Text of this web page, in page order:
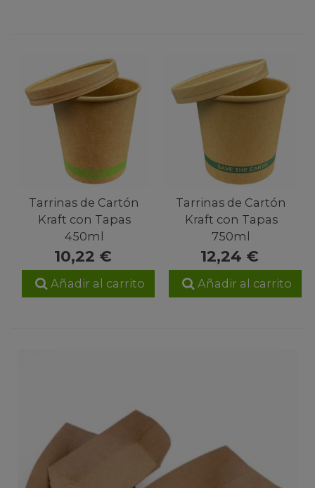
Tarrinas de Cartón
Kraft con Tapas
450ml
10,22 €
Añadir al carrito
Tarrinas de Cartón
Kraft con Tapas
750ml
12,24 €
Añadir al carrito